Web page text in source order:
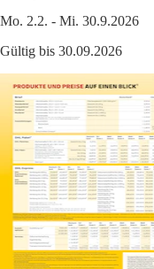
Mo. 2.2. - Mi. 30.9.2026
Gültig bis 30.09.2026